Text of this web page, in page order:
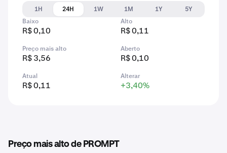
1H
24H 1W 1M 1Y
5Y
Baixo
R$ 0,10
Alto
R$ 0,11
Preço mais alto
R$ 3,56
Aberto
R$ 0,10
Atual
R$ 0,11
Alterar
+3,40%
Preço mais alto de PROMPT